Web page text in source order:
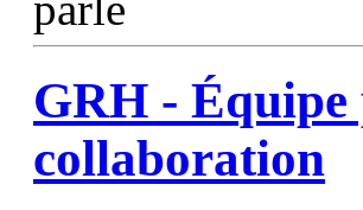
GRH -
collaboration